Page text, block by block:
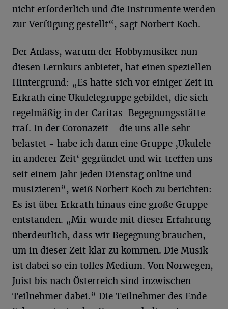
nicht erforderlich und die Instrumente werden
zur Verfügung gestellt“, sagt Norbert Koch.
Der Anlass, warum der Hobbymusiker nun
diesen Lernkurs anbietet, hat einen speziellen
Hintergrund: „Es hatte sich vor einiger Zeit in
Erkrath eine Ukulelegruppe gebildet, die sich
regelmäßig in der Caritas-Begegnungsstätte
traf. In der Coronazeit - die uns alle sehr
belastet - habe ich dann eine Gruppe ‚Ukulele
in anderer Zeit‘ gegründet und wir treffen uns
seit einem Jahr jeden Dienstag online und
musizieren“, weiß Norbert Koch zu berichten:
Es ist über Erkrath hinaus eine große Gruppe
entstanden. „Mir wurde mit dieser Erfahrung
überdeutlich, dass wir Begegnung brauchen,
um in dieser Zeit klar zu kommen. Die Musik
ist dabei so ein tolles Medium. Von Norwegen,
Juist bis nach Österreich sind inzwischen
Teilnehmer dabei.“ Die Teilnehmer des Ende